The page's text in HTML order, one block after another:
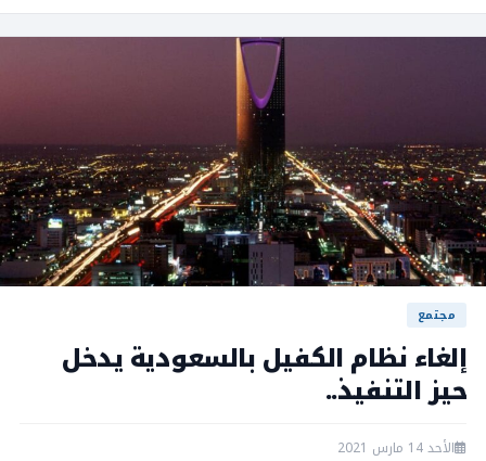
مجتمع
إلغاء نظام الكفيل بالسعودية يدخل
حيز التنفيذ..
الأحد 14 مارس 2021